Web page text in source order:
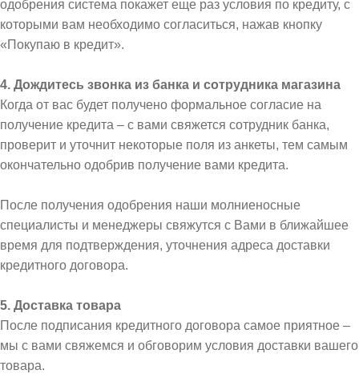
одобрения система покажет еще раз условия по кредиту, с
которыми вам необходимо согласиться, нажав кнопку
«Покупаю в кредит».
4. Дождитесь звонка из банка и сотрудника магазина
Когда от вас будет получено формальное согласие на
получение кредита – с вами свяжется сотрудник банка,
проверит и уточнит некоторые поля из анкеты, тем самым
окончательно одобрив получение вами кредита.
После получения одобрения наши молниеносные
специалисты и менеджеры свяжутся с Вами в ближайшее
время для подтверждения, уточнения адреса доставки
кредитного договора.
5. Доставка товара
После подписания кредитного договора самое приятное –
мы с вами свяжемся и обговорим условия доставки вашего
товара.